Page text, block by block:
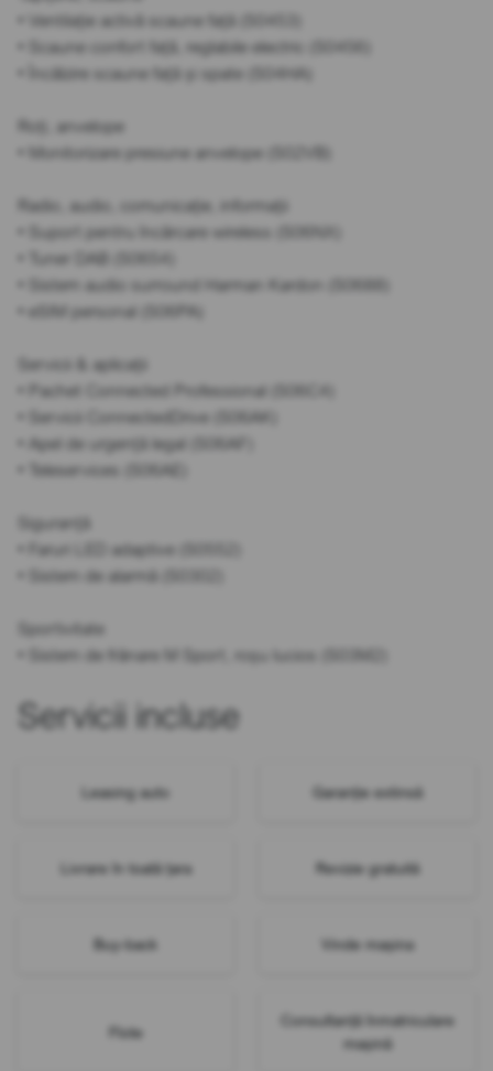
• Ventilație activă scaune față (S0453)
• Scaune confort față, reglabile electric (S0456)
• Încălzire scaune față și spate (S04HA)
Roți, anvelope
• Monitorizare presiune anvelope (S02VB)
Radio, audio, comunicație, informații
• Suport pentru încărcare wireless (S06NX)
• Tuner DAB (S0654)
• Sistem audio surround Harman Kardon (S0688)
• eSIM personal (S06PA)
Servicii & aplicații
• Pachet Connected Professional (S06C4)
• Servicii ConnectedDrive (S06AK)
• Apel de urgență legal (S06AF)
• Teleservices (S06AE)
Siguranță
• Faruri LED adaptive (S0552)
• Sistem de alarmă (S0302)
Sportivitate
• Sistem de frânare M Sport, roșu lucios (S03M2)
Servicii incluse
Leasing auto Garanție extinsă
Livrare în toată țara Revizie gratuită
Buy-back Vinde mașina
Flote
Consultanță înmatriculare
mașină